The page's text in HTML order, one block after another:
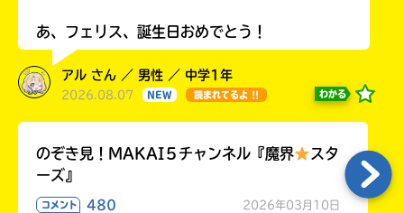
あ、フェリス、誕生日おめでとう！
アル さん ／ 男性 ／ 中学1年
2026.08.07 NEW 読まれてるよ !! わかる
のぞき見！MAKAI５チャンネル『魔界
スタ
ーズ』
コメント 480 2026年03月10日